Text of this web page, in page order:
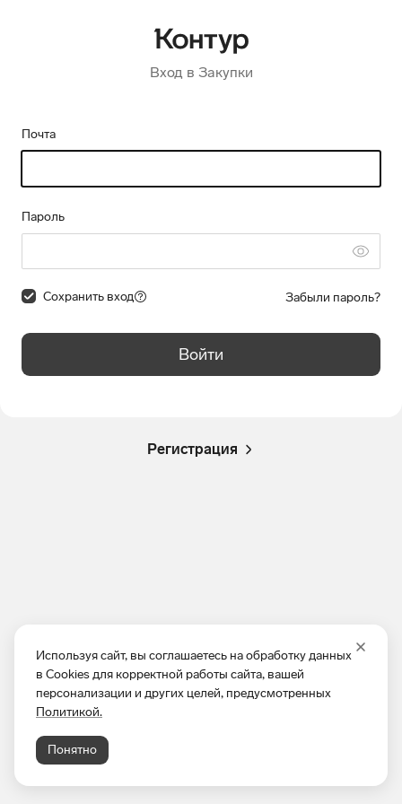
Используя сайт, вы соглашаетесь на обработку данных
в Cookies для корректной работы сайта, вашей
персонализации и других целей, предусмотренных
Политикой.
Понятно
Вход в Закупки
Почта
Пароль
Сохранить вход Забыли пароль?
Войти
Регистрация